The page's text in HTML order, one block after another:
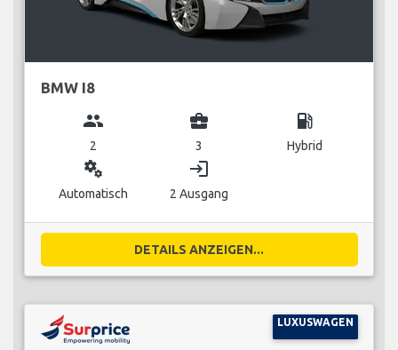
BMW I8
group
2
business_center
3
local_gas_station
Hybrid
miscellaneous_services
Automatisch
login
2 Ausgang
DETAILS ANZEIGEN...
LUXUSWAGEN